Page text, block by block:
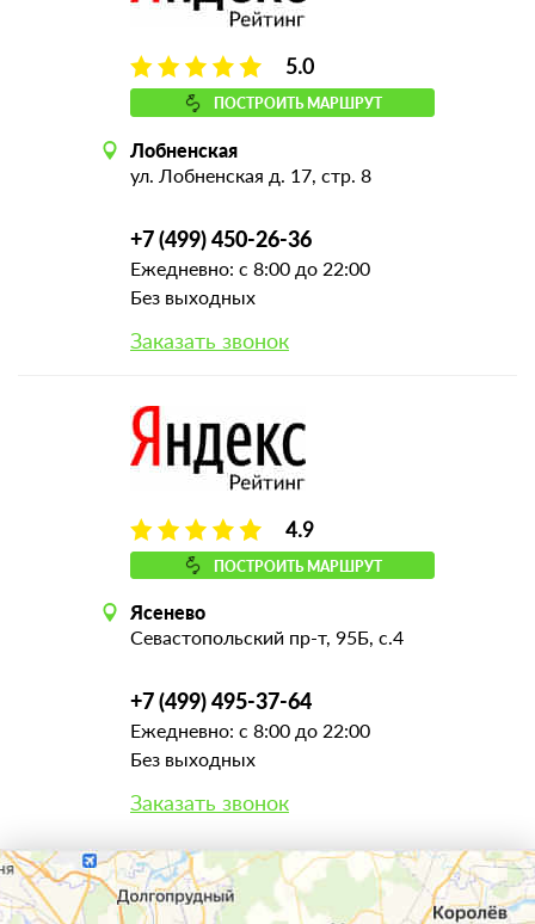
5.0
ПОСТРОИТЬ МАРШРУТ
Лобненская
ул. Лобненская д. 17, стр. 8
+7 (499) 450-26-36
Ежедневно: с 8:00 до 22:00
Без выходных
Заказать звонок
4.9
ПОСТРОИТЬ МАРШРУТ
Ясенево
Севастопольский пр-т, 95Б, с.4
+7 (499) 495-37-64
Ежедневно: с 8:00 до 22:00
Без выходных
Заказать звонок